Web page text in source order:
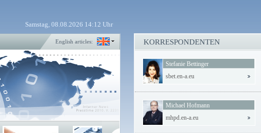
Samstag, 08.08.2026 14:12 Uhr
English articles: KORRESPONDENTEN
Stefanie Bettinger
sbet.en-a.eu
Michael Hofmann
mhpd.en-a.eu